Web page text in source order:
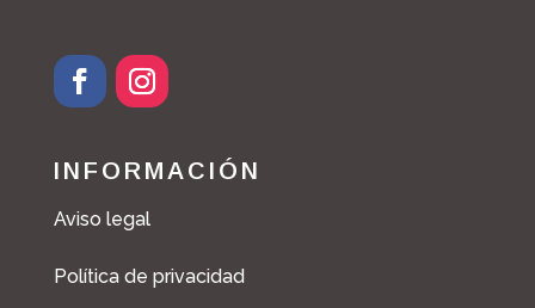
INFORMACIÓN
Aviso legal
Política de privacidad